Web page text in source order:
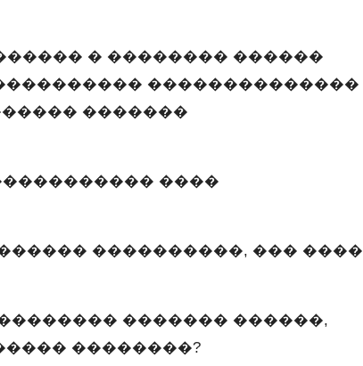
� �������� ������
��������������
�������
����
����������, ��� ����
������� ������,
��������?